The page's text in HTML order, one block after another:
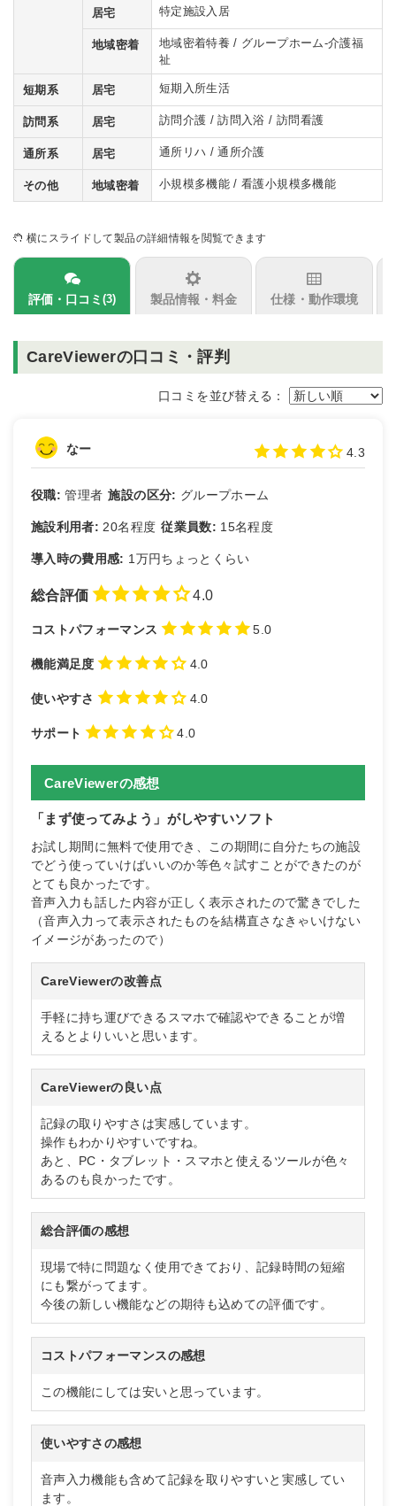
居宅 特定施設入居
地域密着
地域密着特養 / グループホーム-介護福
祉
短期系 居宅 短期入所生活
訪問系 居宅 訪問介護 / 訪問入浴 / 訪問看護
通所系 居宅 通所リハ / 通所介護
その他 地域密着 小規模多機能 / 看護小規模多機能
横にスライドして製品の詳細情報を閲覧できます
評価・口コミ(3) 製品情報・料金 仕様・動作環境
CareViewerの口コミ・評判
口コミを並び替える：
なー 4.3
役職: 管理者 施設の区分: グループホーム
施設利用者: 20名程度 従業員数: 15名程度
導入時の費用感: 1万円ちょっとくらい
総合評価 4.0
コストパフォーマンス 5.0
機能満足度 4.0
使いやすさ 4.0
サポート 4.0
CareViewerの感想
「まず使ってみよう」がしやすいソフト
お試し期間に無料で使用でき、この期間に自分たちの施設
でどう使っていけばいいのか等色々試すことができたのが
とても良かったです。
音声入力も話した内容が正しく表示されたので驚きでした
（音声入力って表示されたものを結構直さなきゃいけない
イメージがあったので）
CareViewerの改善点
手軽に持ち運びできるスマホで確認やできることが増
えるとよりいいと思います。
CareViewerの良い点
記録の取りやすさは実感しています。
操作もわかりやすいですね。
あと、PC・タブレット・スマホと使えるツールが色々
あるのも良かったです。
総合評価の感想
現場で特に問題なく使用できており、記録時間の短縮
にも繋がってます。
今後の新しい機能などの期待も込めての評価です。
コストパフォーマンスの感想
この機能にしては安いと思っています。
使いやすさの感想
音声入力機能も含めて記録を取りやすいと実感してい
ます。